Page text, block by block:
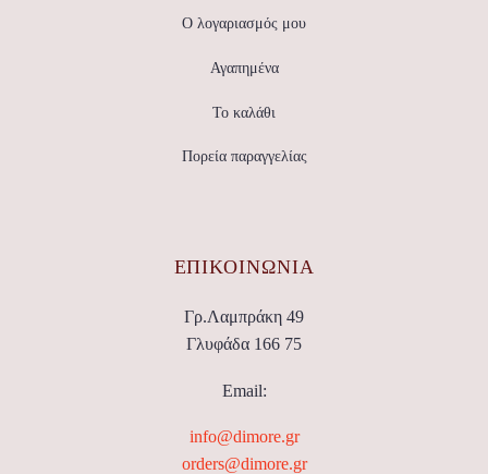
Ο λογαριασμός μου
Αγαπημένα
Το καλάθι
Πορεία παραγγελίας
ΕΠΙΚΟΙΝΩΝΊΑ
Γρ.Λαμπράκη 49
Γλυφάδα 166 75
Email:
info@dimore.gr
orders@dimore.gr